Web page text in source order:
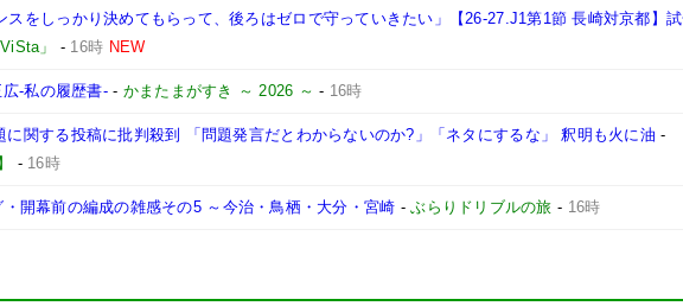
スをしっかり決めてもらって、後ろはゼロで守っていきたい」【26-27.J1第1節 長崎対京都】
」 - 16時 NEW
-私の履歴書-- かまたまがすき ～ 2026 ～ - 16時
に関する投稿に批判殺到 「問題発言だとわからないのか?」「ネタにするな」 釈明も火に油 -
- 16時
開幕前の編成の雑感その5 ～今治・鳥栖・大分・宮崎 -ぶらりドリブルの旅 - 16時